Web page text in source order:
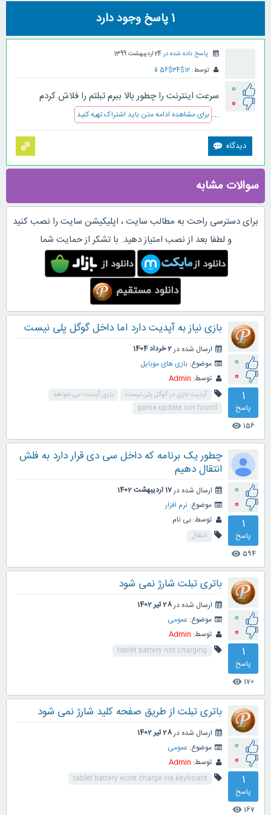
1پاسخ وجود دارد
0
0
پاسخ داده شده در24 اردیبهشت 1399
توسط: 12$34$56
📱
سرعت اینترنت را چطور بالا ببرم تبلتم را فلاش کردم
... برای مشاهده ادامه متن باید اشتراک تهیه کنید
سوالات مشابه
برای دسترسی راحت به مطالب سایت ، اپلیکیشن سایت را نصب کنید
و لطفا بعد از نصب امتیاز دهید. با تشکر از حمایت شما
0
0
1
پاسخ
156
visibility
بازی نیاز به آپدیت دارد اما داخل گوگل پلی نیست
ارسال شده در2 خرداد 1404
موضوع: بازی های موبایل
توسط: Admin
آپدیت بازی در گوگل پلی نیست
بازی آپدیت می خواهد
game update not found
0
0
1
پاسخ
594
visibility
چطور یک برنامه که داخل سی دی قرار دارد به فلش
انتقال دهیم
ارسال شده در17 اردیبهشت 1402
موضوع: نرم افزار
توسط: بی نام
انتقال
0
0
1
پاسخ
170
visibility
باتری تبلت شارژ نمی شود
ارسال شده در28 تیر 1402
موضوع: عمومی
توسط: Admin
tablet battery not charging
0
0
1
پاسخ
167
visibility
باتری تبلت از طریق صفحه کلید شارژ نمی شود
ارسال شده در28 تیر 1402
موضوع: عمومی
توسط: Admin
tablet battery wont charge via keyboard